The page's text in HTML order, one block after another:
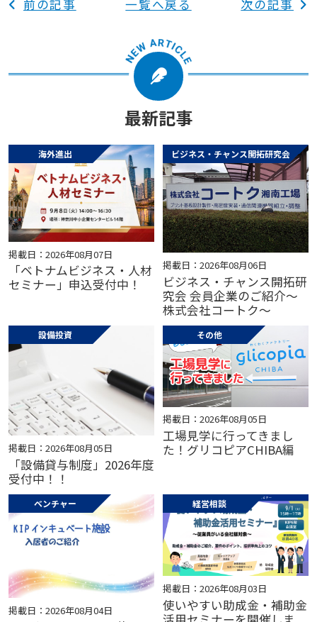
前の記事 一覧へ戻る 次の記事
最新記事
海外進出
掲載日：2026年08月07日
「ベトナムビジネス・人材
セミナー」申込受付中！
ビジネス・チャンス開拓研究会
掲載日：2026年08月06日
ビジネス・チャンス開拓研
究会 会員企業のご紹介～
株式会社コートク～
設備投資
掲載日：2026年08月05日
「設備貸与制度」2026年度
受付中！！
その他
掲載日：2026年08月05日
工場見学に行ってきまし
た！グリコピアCHIBA編
ベンチャー
掲載日：2026年08月04日
経営相談
掲載日：2026年08月03日
使いやすい助成金・補助金